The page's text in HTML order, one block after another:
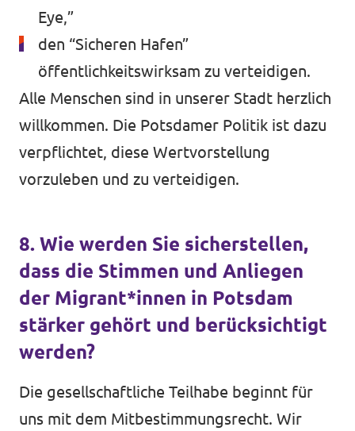
Eye,”
den “Sicheren Hafen”
öffentlichkeitswirksam zu verteidigen.
Alle Menschen sind in unserer Stadt herzlich
willkommen. Die Potsdamer Politik ist dazu
verpflichtet, diese Wertvorstellung
vorzuleben und zu verteidigen.
8. Wie werden Sie sicherstellen,
dass die Stimmen und Anliegen
der Migrant*innen in Potsdam
stärker gehört und berücksichtigt
werden?
Die gesellschaftliche Teilhabe beginnt für
uns mit dem Mitbestimmungsrecht. Wir